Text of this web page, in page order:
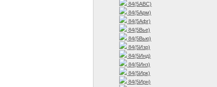
84(5АВС)
84(5Арм)
84(5Афг)
84(5Вье)
84(5Вью)
84(5Изр)
84(5Инд)
84(5Инз)
84(5Ирк)
84(5Ирн)